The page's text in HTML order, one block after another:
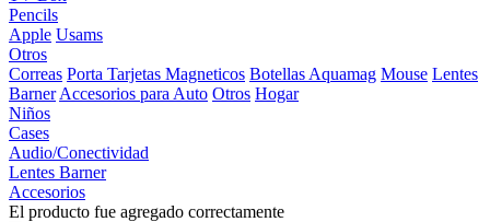
Pencils
Apple Usams
Otros
Correas Porta Tarjetas Magneticos Botellas Aquamag Mouse Lentes
Barner Accesorios para Auto Otros Hogar
Niños
Cases
Audio/Conectividad
Lentes Barner
Accesorios
El producto fue agregado correctamente